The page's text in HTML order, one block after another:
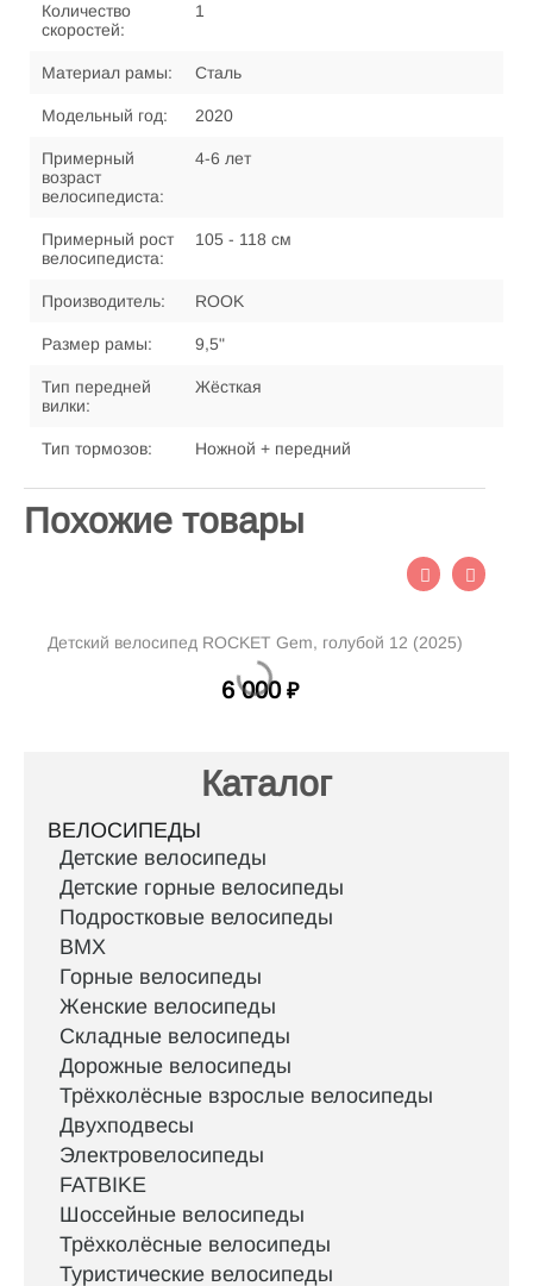
Количество
скоростей:
1
Материал рамы: Сталь
Модельный год: 2020
Примерный
возраст
велосипедиста:
4-6 лет
Примерный рост
велосипедиста:
105 - 118 см
Производитель: ROOK
Размер рамы: 9,5"
Тип передней
вилки:
Жёсткая
Тип тормозов: Ножной + передний
Похожие товары
Детский велосипед ROCKET Gem, голубой 12 (2025)
6 000 ₽
Каталог
ВЕЛОСИПЕДЫ
Детские велосипеды
Детские горные велосипеды
Подростковые велосипеды
BMX
Горные велосипеды
Женские велосипеды
Складные велосипеды
Дорожные велосипеды
Трёхколёсные взрослые велосипеды
Двухподвесы
Электровелосипеды
FATBIKE
Шоссейные велосипеды
Трёхколёсные велосипеды
Туристические велосипеды